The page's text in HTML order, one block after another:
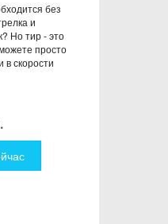
без
и
Но тир - это
просто
в скорости